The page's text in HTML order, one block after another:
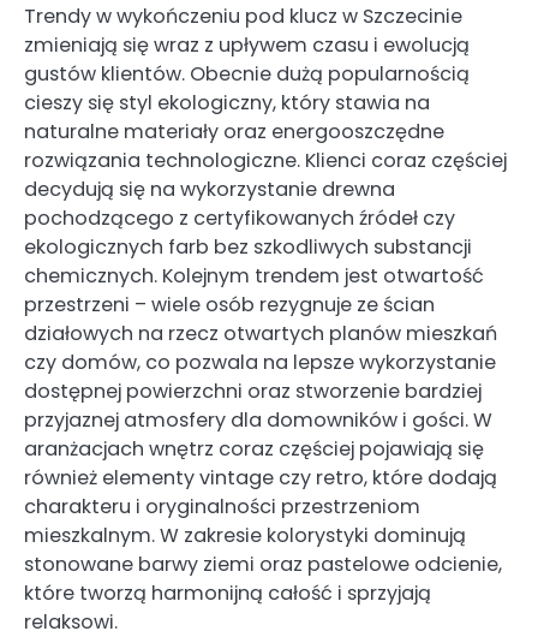
Trendy w wykończeniu pod klucz w Szczecinie
zmieniają się wraz z upływem czasu i ewolucją
gustów klientów. Obecnie dużą popularnością
cieszy się styl ekologiczny, który stawia na
naturalne materiały oraz energooszczędne
rozwiązania technologiczne. Klienci coraz częściej
decydują się na wykorzystanie drewna
pochodzącego z certyfikowanych źródeł czy
ekologicznych farb bez szkodliwych substancji
chemicznych. Kolejnym trendem jest otwartość
przestrzeni – wiele osób rezygnuje ze ścian
działowych na rzecz otwartych planów mieszkań
czy domów, co pozwala na lepsze wykorzystanie
dostępnej powierzchni oraz stworzenie bardziej
przyjaznej atmosfery dla domowników i gości. W
aranżacjach wnętrz coraz częściej pojawiają się
również elementy vintage czy retro, które dodają
charakteru i oryginalności przestrzeniom
mieszkalnym. W zakresie kolorystyki dominują
stonowane barwy ziemi oraz pastelowe odcienie,
które tworzą harmonijną całość i sprzyjają
relaksowi.